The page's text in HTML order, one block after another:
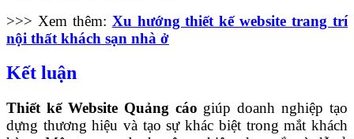
>>> Xem thêm: Xu hướng thiết kế website trang trí
nội thất khách sạn nhà ở
Kết luận
Thiết kế Website Quảng cáo giúp doanh nghiệp tạo
dựng thương hiệu và tạo sự khác biệt trong mắt khách